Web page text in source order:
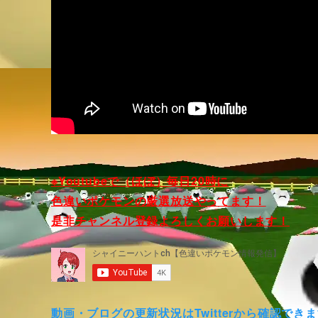
※Youtubeで（ほぼ）毎日20時に
色違いポケモンの厳選放送やってます！
是非チャンネル登録よろしくお願いします！
動画・ブログの更新状況はTwitterから確認でき